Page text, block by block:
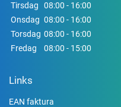
Tirsdag
08:00 - 16:00
Onsdag 08:00 - 16:00
Torsdag 08:00 - 16:00
Fredag
08:00 - 15:00
Links
EAN faktura